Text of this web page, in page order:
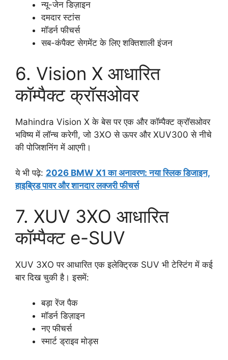
न्यू-जेन डिज़ाइन
दमदार स्टांस
मॉडर्न फीचर्स
सब-कंपैक्ट सेगमेंट के लिए शक्तिशाली इंजन
6. Vision X आधारित
कॉम्पैक्ट क्रॉसओवर
Mahindra Vision X के बेस पर एक और कॉम्पैक्ट क्रॉसओवर
भविष्य में लॉन्च करेगी, जो 3XO से ऊपर और XUV300 से नीचे
की पोजिशनिंग में आएगी।
ये भी पढ़े: 2026 BMW X1 का अनावरण: नया स्लिक डिजाइन,
हाइब्रिड पावर और शानदार लक्जरी फीचर्स
7. XUV 3XO आधारित
कॉम्पैक्ट e-SUV
XUV 3XO पर आधारित एक इलेक्ट्रिक SUV भी टेस्टिंग में कई
बार दिख चुकी है। इसमें:
बड़ा रेंज पैक
मॉडर्न डिज़ाइन
नए फीचर्स
स्मार्ट ड्राइव मोड्स